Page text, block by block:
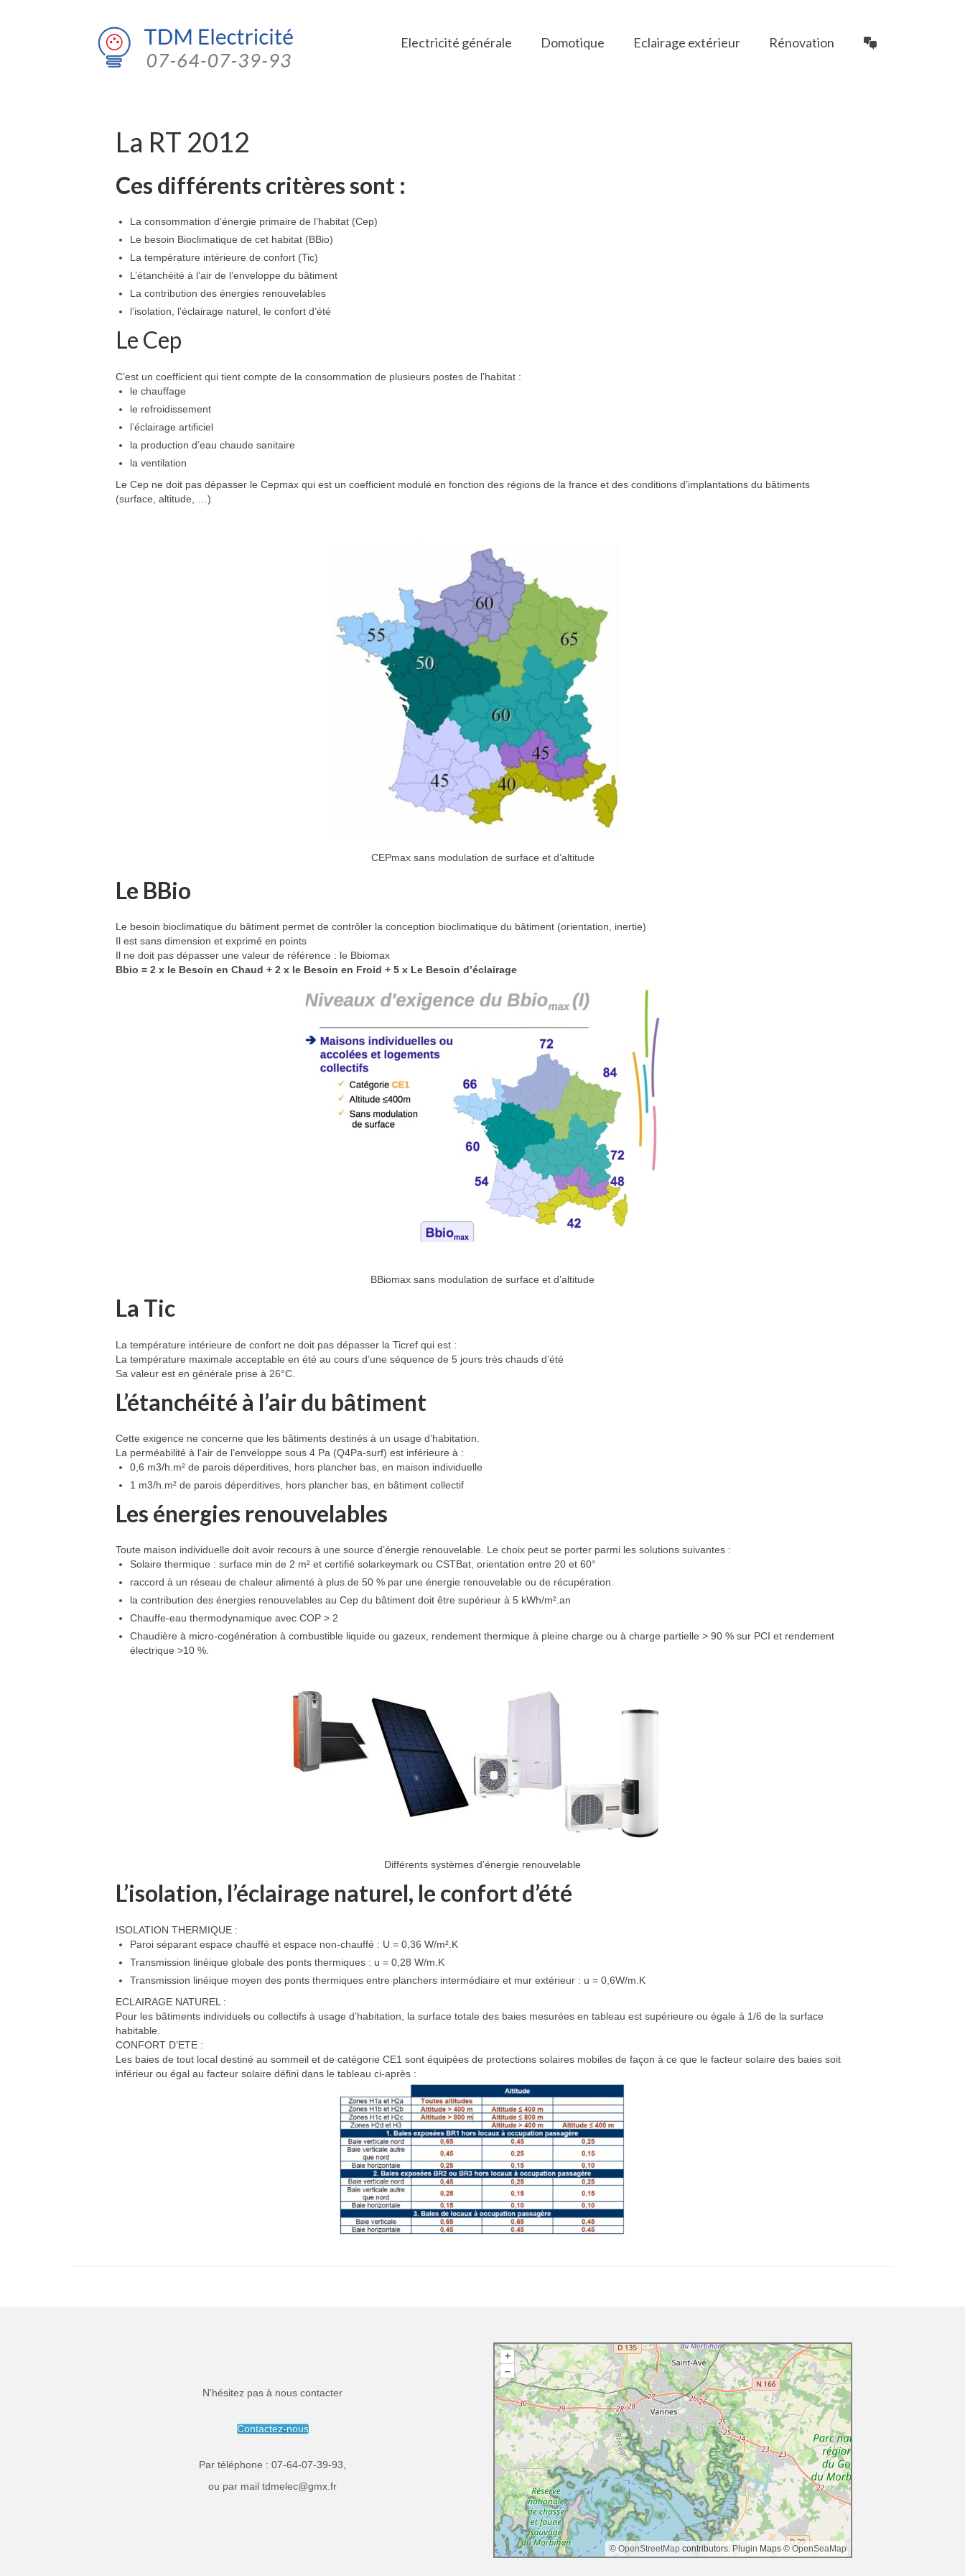
Electricité générale Domotique Eclairage extérieur Rénovation
La RT 2012
Ces différents critères sont :
La consommation d’énergie primaire de l’habitat (Cep)
Le besoin Bioclimatique de cet habitat (BBio)
La température intérieure de confort (Tic)
L’étanchéité à l’air de l’enveloppe du bâtiment
La contribution des énergies renouvelables
l’isolation, l’éclairage naturel, le confort d’été
Le Cep
C’est un coefficient qui tient compte de la consommation de plusieurs postes de l’habitat :
le chauffage
le refroidissement
l’éclairage artificiel
la production d’eau chaude sanitaire
la ventilation
Le Cep ne doit pas dépasser le Cepmax qui est un coefficient modulé en fonction des régions de la france et des conditions d’implantations du bâtiments
(surface, altitude, …)
CEPmax sans modulation de surface et d’altitude
Le BBio
Le besoin bioclimatique du bâtiment permet de contrôler la conception bioclimatique du bâtiment (orientation, inertie)
Il est sans dimension et exprimé en points
Il ne doit pas dépasser une valeur de référence : le Bbiomax
Bbio = 2 x le Besoin en Chaud + 2 x le Besoin en Froid + 5 x Le Besoin d’éclairage
BBiomax sans modulation de surface et d’altitude
La Tic
La température intérieure de confort ne doit pas dépasser la Ticref qui est :
La température maximale acceptable en été au cours d’une séquence de 5 jours très chauds d’été
Sa valeur est en générale prise à 26°C.
L’étanchéité à l’air du bâtiment
Cette exigence ne concerne que les bâtiments destinés à un usage d’habitation.
La perméabilité à l’air de l’enveloppe sous 4 Pa (Q4Pa-surf) est inférieure à :
0,6 m3/h.m² de parois déperditives, hors plancher bas, en maison individuelle
1 m3/h.m² de parois déperditives, hors plancher bas, en bâtiment collectif
Les énergies renouvelables
Toute maison individuelle doit avoir recours à une source d’énergie renouvelable. Le choix peut se porter parmi les solutions suivantes :
Solaire thermique : surface min de 2 m² et certifié solarkeymark ou CSTBat, orientation entre 20 et 60°
raccord à un réseau de chaleur alimenté à plus de 50 % par une énergie renouvelable ou de récupération.
la contribution des énergies renouvelables au Cep du bâtiment doit être supérieur à 5 kWh/m².an
Chauffe-eau thermodynamique avec COP > 2
Chaudière à micro-cogénération à combustible liquide ou gazeux, rendement thermique à pleine charge ou à charge partielle > 90 % sur PCI et rendement
électrique >10 %.
Différents systèmes d’énergie renouvelable
L’isolation, l’éclairage naturel, le confort d’été
ISOLATION THERMIQUE :
Paroi séparant espace chauffé et espace non-chauffé : U = 0,36 W/m².K
Transmission linéique globale des ponts thermiques : u = 0,28 W/m.K
Transmission linéique moyen des ponts thermiques entre planchers intermédiaire et mur extérieur : u = 0,6W/m.K
ECLAIRAGE NATUREL :
Pour les bâtiments individuels ou collectifs à usage d’habitation, la surface totale des baies mesurées en tableau est supérieure ou égale à 1/6 de la surface
habitable.
CONFORT D’ETE :
Les baies de tout local destiné au sommeil et de catégorie CE1 sont équipées de protections solaires mobiles de façon à ce que le facteur solaire des baies soit
inférieur ou égal au facteur solaire défini dans le tableau ci-après :
N'hésitez pas à nous contacter
Contactez-nous
Par téléphone : 07-64-07-39-93
ou par mail tdmelec@gmx.fr
+
–
© OpenStreetMap contributors. Plugin Maps © OpenSeaMap